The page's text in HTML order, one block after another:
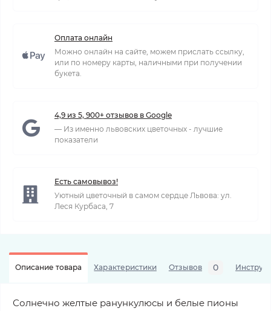
Оплата онлайн
Можно онлайн на сайте, можем прислать ссылку,
или по номеру карты, наличными при получении
букета.
4,9 из 5, 900+ отзывов в Google
— Из именно львовских цветочных - лучшие
показатели
Есть самовывоз!
Уютный цветочный в самом сердце Львова: ул.
Леся Курбаса, 7
Описание товара Характеристики Отзывов 0
Солнечно желтые ранункулюсы и белые пионы